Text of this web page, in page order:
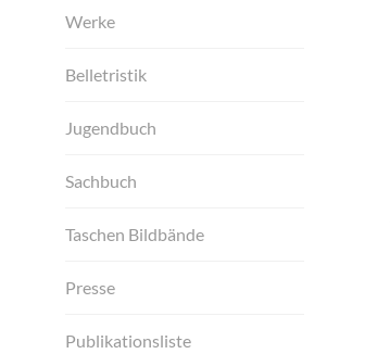
Werke
Belletristik
Jugendbuch
Sachbuch
Taschen Bildbände
Presse
Publikationsliste